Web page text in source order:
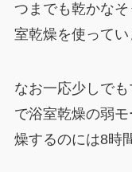
つまでも乾かな
室乾燥を使ってい
なお一応少しで
で浴室乾燥の弱
燥するのには8時